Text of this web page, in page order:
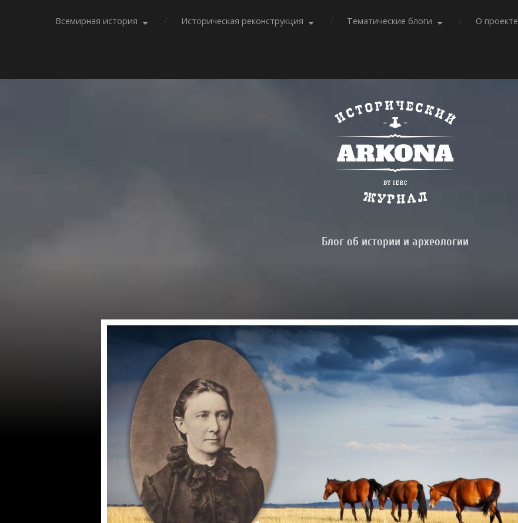
Всемирная история Историческая реконструкция Тематические блоги О проекте
Блог об истории и археологии